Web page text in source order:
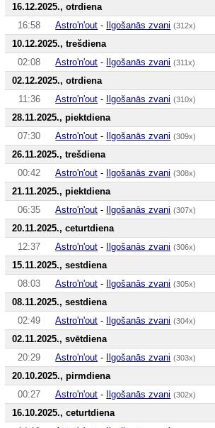
16.12.2025., otrdiena
16:58
Astro'n'out - Ilgošanās zvani (312x)
10.12.2025., trešdiena
02:08
Astro'n'out - Ilgošanās zvani (311x)
02.12.2025., otrdiena
11:36
Astro'n'out - Ilgošanās zvani (310x)
28.11.2025., piektdiena
07:30
Astro'n'out - Ilgošanās zvani (309x)
26.11.2025., trešdiena
00:42
Astro'n'out - Ilgošanās zvani (308x)
21.11.2025., piektdiena
06:35
Astro'n'out - Ilgošanās zvani (307x)
20.11.2025., ceturtdiena
12:37
Astro'n'out - Ilgošanās zvani (306x)
15.11.2025., sestdiena
08:03
Astro'n'out - Ilgošanās zvani (305x)
08.11.2025., sestdiena
02:49
Astro'n'out - Ilgošanās zvani (304x)
02.11.2025., svētdiena
20:29
Astro'n'out - Ilgošanās zvani (303x)
20.10.2025., pirmdiena
00:27
Astro'n'out - Ilgošanās zvani (302x)
16.10.2025., ceturtdiena